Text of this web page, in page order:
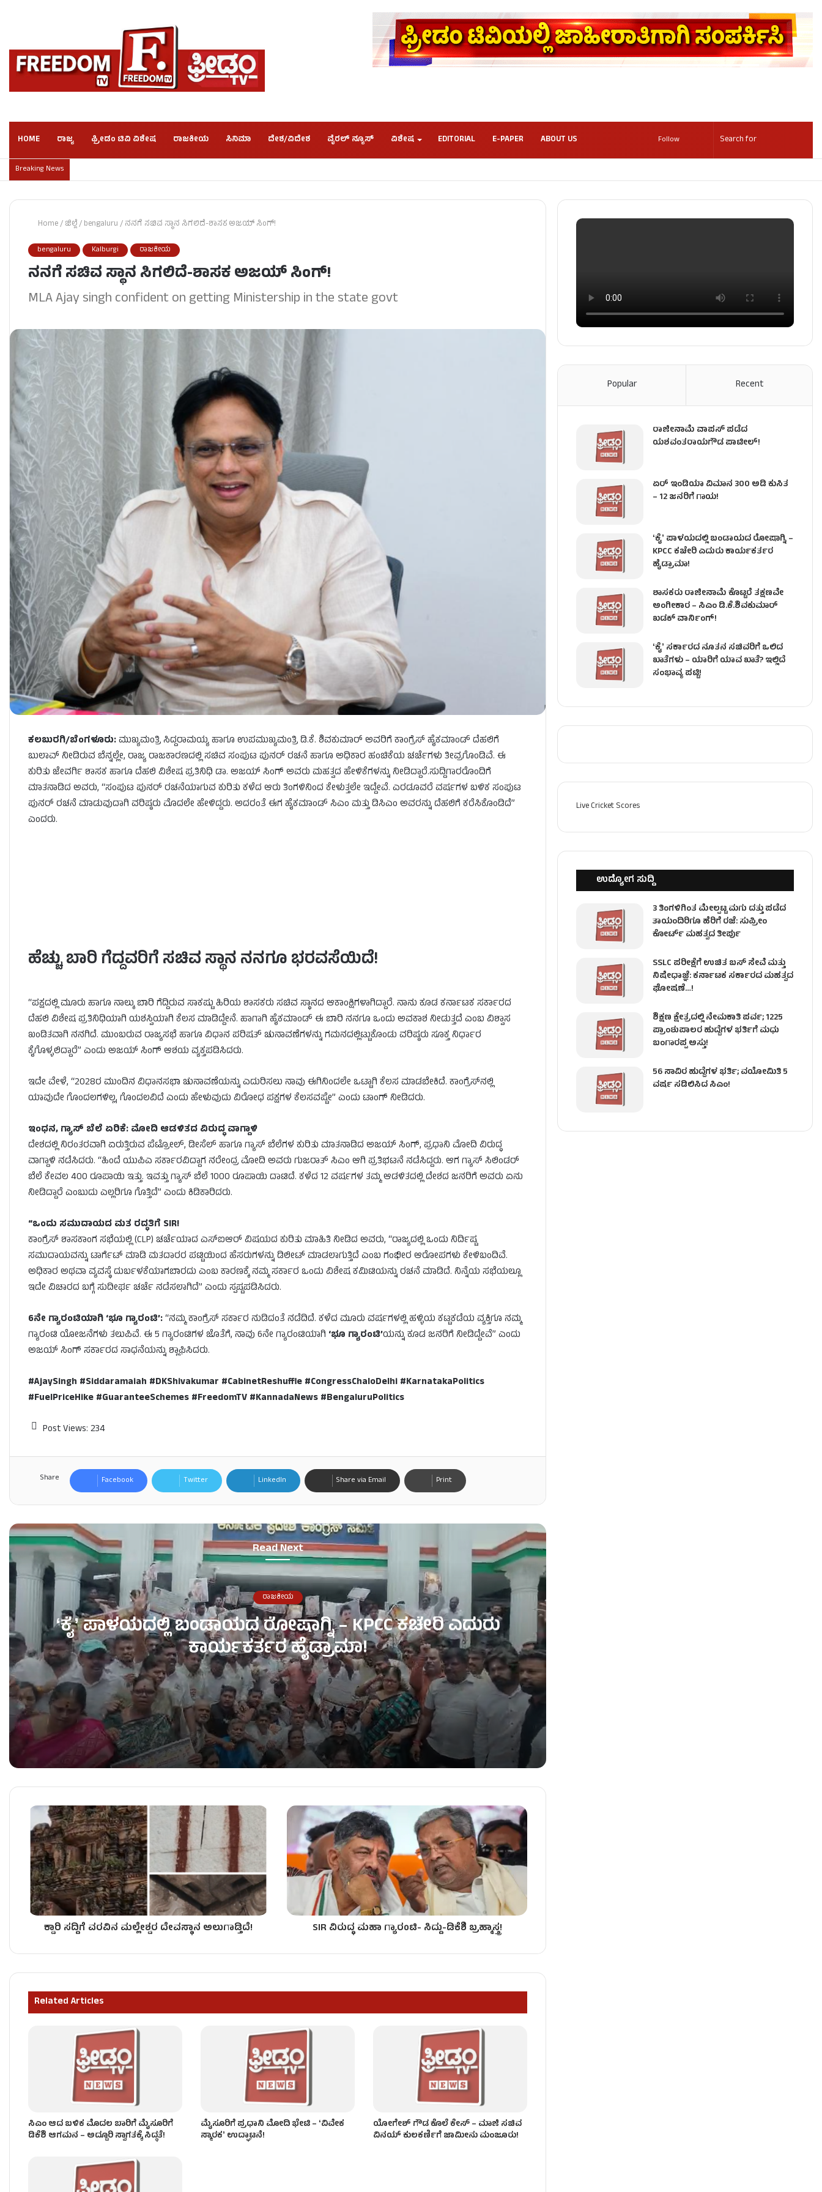
HOME ರಾಜ್ಯ ಫ್ರೀಡಂ ಟಿವಿ ವಿಶೇಷ ರಾಜಕೀಯ ಸಿನಿಮಾ ದೇಶ/ವಿದೇಶ ವೈರಲ್ ನ್ಯೂಸ್ ವಿಶೇಷ EDITORIAL E-PAPER ABOUT US Follow
Breaking News
Home/ಜಿಲ್ಲೆ/bengaluru/ನನಗೆ ಸಚಿವ ಸ್ಥಾನ ಸಿಗಲಿದೆ-ಶಾಸಕ ಅಜಯ್ ಸಿಂಗ್!
bengaluru Kalburgi ರಾಜಕೀಯ
ನನಗೆ ಸಚಿವ ಸ್ಥಾನ ಸಿಗಲಿದೆ-ಶಾಸಕ ಅಜಯ್ ಸಿಂಗ್!
MLA Ajay singh confident on getting Ministership in the state govt
ಕಲಬುರಗಿ/ಬೆಂಗಳೂರು:ಮುಖ್ಯಮಂತ್ರಿ ಸಿದ್ದರಾಮಯ್ಯ ಹಾಗೂ ಉಪಮುಖ್ಯಮಂತ್ರಿ ಡಿ.ಕೆ. ಶಿವಕುಮಾರ್ ಅವರಿಗೆ ಕಾಂಗ್ರೆಸ್ ಹೈಕಮಾಂಡ್ ದೆಹಲಿಗೆ
ಬುಲಾವ್ ನೀಡಿರುವ ಬೆನ್ನಲ್ಲೇ, ರಾಜ್ಯ ರಾಜಕಾರಣದಲ್ಲಿ ಸಚಿವ ಸಂಪುಟ ಪುನರ್ ರಚನೆ ಹಾಗೂ ಅಧಿಕಾರ ಹಂಚಿಕೆಯ ಚರ್ಚೆಗಳು ತೀವ್ರಗೊಂಡಿವೆ. ಈ
ಕುರಿತು ಜೇವರ್ಗಿ ಶಾಸಕ ಹಾಗೂ ದೆಹಲಿ ವಿಶೇಷ ಪ್ರತಿನಿಧಿ ಡಾ. ಅಜಯ್ ಸಿಂಗ್ ಅವರು ಮಹತ್ವದ ಹೇಳಿಕೆಗಳನ್ನು ನೀಡಿದ್ದಾರೆ.ಸುದ್ದಿಗಾರರೊಂದಿಗೆ
ಮಾತನಾಡಿದ ಅವರು, “ಸಂಪುಟ ಪುನರ್ ರಚನೆಯಾಗುವ ಕುರಿತು ಕಳೆದ ಆರು ತಿಂಗಳಿನಿಂದ ಕೇಳುತ್ತಲೇ ಇದ್ದೇವೆ. ಎರಡೂವರೆ ವರ್ಷಗಳ ಬಳಿಕ ಸಂಪುಟ
ಪುನರ್ ರಚನೆ ಮಾಡುವುದಾಗಿ ವರಿಷ್ಠರು ಮೊದಲೇ ಹೇಳಿದ್ದರು. ಅದರಂತೆ ಈಗ ಹೈಕಮಾಂಡ್ ಸಿಎಂ ಮತ್ತು ಡಿಸಿಎಂ ಅವರನ್ನು ದೆಹಲಿಗೆ ಕರೆಸಿಕೊಂಡಿದೆ”
ಎಂದರು.
ಹೆಚ್ಚು ಬಾರಿ ಗೆದ್ದವರಿಗೆ ಸಚಿವ ಸ್ಥಾನ ನನಗೂ ಭರವಸೆಯಿದೆ!
“ಪಕ್ಷದಲ್ಲಿ ಮೂರು ಹಾಗೂ ನಾಲ್ಕು ಬಾರಿ ಗೆದ್ದಿರುವ ಸಾಕಷ್ಟು ಹಿರಿಯ ಶಾಸಕರು ಸಚಿವ ಸ್ಥಾನದ ಆಕಾಂಕ್ಷಿಗಳಾಗಿದ್ದಾರೆ. ನಾನು ಕೂಡ ಕರ್ನಾಟಕ ಸರ್ಕಾರದ
ದೆಹಲಿ ವಿಶೇಷ ಪ್ರತಿನಿಧಿಯಾಗಿ ಯಶಸ್ವಿಯಾಗಿ ಕೆಲಸ ಮಾಡಿದ್ದೇನೆ. ಹಾಗಾಗಿ ಹೈಕಮಾಂಡ್ ಈ ಬಾರಿ ನನಗೂ ಒಂದು ಅವಕಾಶ ನೀಡುತ್ತದೆ ಎಂಬ ವಿಶ್ವಾಸ
ಖಂಡಿತವಾಗಿ ನನಗಿದೆ. ಮುಂಬರುವ ರಾಜ್ಯಸಭೆ ಹಾಗೂ ವಿಧಾನ ಪರಿಷತ್ ಚುನಾವಣೆಗಳನ್ನು ಗಮನದಲ್ಲಿಟ್ಟುಕೊಂಡು ವರಿಷ್ಠರು ಸೂಕ್ತ ನಿರ್ಧಾರ
ಕೈಗೊಳ್ಳಲಿದ್ದಾರೆ” ಎಂದು ಅಜಯ್ ಸಿಂಗ್ ಆಶಯ ವ್ಯಕ್ತಪಡಿಸಿದರು.
ಇದೇ ವೇಳೆ, “2028ರ ಮುಂದಿನ ವಿಧಾನಸಭಾ ಚುನಾವಣೆಯನ್ನು ಎದುರಿಸಲು ನಾವು ಈಗಿನಿಂದಲೇ ಒಟ್ಟಾಗಿ ಕೆಲಸ ಮಾಡಬೇಕಿದೆ. ಕಾಂಗ್ರೆಸ್‌ನಲ್ಲಿ
ಯಾವುದೇ ಗೊಂದಲಗಳಿಲ್ಲ, ಗೊಂದಲವಿದೆ ಎಂದು ಹೇಳುವುದು ವಿರೋಧ ಪಕ್ಷಗಳ ಕೆಲಸವಷ್ಟೇ” ಎಂದು ಟಾಂಗ್ ನೀಡಿದರು.
ಇಂಧನ, ಗ್ಯಾಸ್ ಬೆಲೆ ಏರಿಕೆ: ಮೋದಿ ಆಡಳಿತದ ವಿರುದ್ಧ ವಾಗ್ದಾಳಿ
ದೇಶದಲ್ಲಿ ನಿರಂತರವಾಗಿ ಏರುತ್ತಿರುವ ಪೆಟ್ರೋಲ್, ಡೀಸೆಲ್ ಹಾಗೂ ಗ್ಯಾಸ್ ಬೆಲೆಗಳ ಕುರಿತು ಮಾತನಾಡಿದ ಅಜಯ್ ಸಿಂಗ್, ಪ್ರಧಾನಿ ಮೋದಿ ವಿರುದ್ಧ
ವಾಗ್ದಾಳಿ ನಡೆಸಿದರು. “ಹಿಂದೆ ಯುಪಿಎ ಸರ್ಕಾರವಿದ್ದಾಗ ನರೇಂದ್ರ ಮೋದಿ ಅವರು ಗುಜರಾತ್ ಸಿಎಂ ಆಗಿ ಪ್ರತಿಭಟನೆ ನಡೆಸಿದ್ದರು. ಆಗ ಗ್ಯಾಸ್ ಸಿಲಿಂಡರ್
ಬೆಲೆ ಕೇವಲ 400 ರೂಪಾಯಿ ಇತ್ತು. ಇವತ್ತು ಗ್ಯಾಸ್ ಬೆಲೆ 1000 ರೂಪಾಯಿ ದಾಟಿದೆ. ಕಳೆದ 12 ವರ್ಷಗಳ ತಮ್ಮ ಆಡಳಿತದಲ್ಲಿ ದೇಶದ ಜನರಿಗೆ ಅವರು ಏನು
ನೀಡಿದ್ದಾರೆ ಎಂಬುದು ಎಲ್ಲರಿಗೂ ಗೊತ್ತಿದೆ” ಎಂದು ಕಿಡಿಕಾರಿದರು.
“ಒಂದು ಸಮುದಾಯದ ಮತ ರದ್ಧತಿಗೆ SIR!
ಕಾಂಗ್ರೆಸ್ ಶಾಸಕಾಂಗ ಸಭೆಯಲ್ಲಿ (CLP) ಚರ್ಚೆಯಾದ ಎಸ್‌ಐಆರ್ ವಿಷಯದ ಕುರಿತು ಮಾಹಿತಿ ನೀಡಿದ ಅವರು, “ರಾಜ್ಯದಲ್ಲಿ ಒಂದು ನಿರ್ದಿಷ್ಟ
ಸಮುದಾಯವನ್ನು ಟಾರ್ಗೆಟ್ ಮಾಡಿ ಮತದಾರರ ಪಟ್ಟಿಯಿಂದ ಹೆಸರುಗಳನ್ನು ಡಿಲೀಟ್ ಮಾಡಲಾಗುತ್ತಿದೆ ಎಂಬ ಗಂಭೀರ ಆರೋಪಗಳು ಕೇಳಿಬಂದಿವೆ.
ಅಧಿಕಾರ ಅಥವಾ ವ್ಯವಸ್ಥೆ ದುರ್ಬಳಕೆಯಾಗಬಾರದು ಎಂಬ ಕಾರಣಕ್ಕೆ ನಮ್ಮ ಸರ್ಕಾರ ಒಂದು ವಿಶೇಷ ಕಮಿಟಿಯನ್ನು ರಚನೆ ಮಾಡಿದೆ. ನಿನ್ನೆಯ ಸಭೆಯಲ್ಲೂ
ಇದೇ ವಿಚಾರದ ಬಗ್ಗೆ ಸುದೀರ್ಘ ಚರ್ಚೆ ನಡೆಸಲಾಗಿದೆ” ಎಂದು ಸ್ಪಷ್ಟಪಡಿಸಿದರು.
6ನೇ ಗ್ಯಾರಂಟಿಯಾಗಿ ‘ಭೂ ಗ್ಯಾರಂಟಿ’:“ನಮ್ಮ ಕಾಂಗ್ರೆಸ್ ಸರ್ಕಾರ ನುಡಿದಂತೆ ನಡೆದಿದೆ. ಕಳೆದ ಮೂರು ವರ್ಷಗಳಲ್ಲಿ ಹಳ್ಳಿಯ ಕಟ್ಟಕಡೆಯ ವ್ಯಕ್ತಿಗೂ ನಮ್ಮ
ಗ್ಯಾರಂಟಿ ಯೋಜನೆಗಳು ತಲುಪಿವೆ. ಈ 5 ಗ್ಯಾರಂಟಿಗಳ ಜೊತೆಗೆ, ನಾವು 6ನೇ ಗ್ಯಾರಂಟಿಯಾಗಿ ‘ಭೂ ಗ್ಯಾರಂಟಿ’ಯನ್ನು ಕೂಡ ಜನರಿಗೆ ನೀಡಿದ್ದೇವೆ” ಎಂದು
ಅಜಯ್ ಸಿಂಗ್ ಸರ್ಕಾರದ ಸಾಧನೆಯನ್ನು ಶ್ಲಾಘಿಸಿದರು.
#AjaySingh #Siddaramaiah #DKShivakumar #CabinetReshuffle #CongressChaloDelhi #KarnatakaPolitics
#FuelPriceHike #GuaranteeSchemes #FreedomTV #KannadaNews #BengaluruPolitics
Post Views: 234
Share Facebook Twitter LinkedIn Share via Email Print
Read Next
ರಾಜಕೀಯ
ʻಕೈʼ​ ಪಾಳಯದಲ್ಲಿ ಬಂಡಾಯದ ರೋಷಾಗ್ನಿ – KPCC ಕಚೇರಿ ಎದುರು
ಕಾರ್ಯಕರ್ತರ ಹೈಡ್ರಾಮಾ!
ʻಕೈʼ​ ಪಾಳಯದಲ್ಲಿ ಬಂಡಾಯದ ರೋಷಾಗ್ನಿ – KPCC ಕಚೇರಿ ಎದುರು ಕಾರ್ಯಕರ್ತರ ಹೈಡ್ರಾಮಾ!
ʻಕೈʼ ಸರ್ಕಾರದ ನೂತನ ಸಚಿವರಿಗೆ ಒಲಿದ ಖಾತೆಗಳು – ಯಾರಿಗೆ ಯಾವ ಖಾತೆ? ಇಲ್ಲಿದೆ ಸಂಭಾವ್ಯ ಪಟ್ಟಿ!
ಸಂಪುಟ ವಿಸ್ತರಣೆ ಬೆನ್ನಲ್ಲೇ ʻಕೈʼ ಪಾಳಯದಲ್ಲಿ ಭುಗಿಲೆದ್ದ ಬಂಡಾಯ!
ಸಚಿವ ಸಂಪುಟ ವಿಸ್ತರಣೆ – ಇಂದು ಸಂಜೆ 4 ಗಂಟೆಗೆ ನೂತನ ಸಚಿವರ ಪ್ರಮಾಣವಚನ!
ಡ್ಯಾಂ ತುಂಬುವ ಹಂತದಲ್ಲಿದೆ.. ಡ್ಯಾಂ ತುಂಬಿದ್ರೆ ನೀರು ಹಿಡಿದಿಟ್ಟುಕೊಳ್ಳೋಕೆ ಆಗಲ್ಲ – ಸಿಎಂ ಡಿಕೆಶಿ!
ಕ್ವಾರಿ ಸದ್ದಿಗೆ ವರವಿನ ಮಲ್ಲೇಶ್ವರ ದೇವಸ್ಥಾನ ಅಲುಗಾಡ್ತಿದೆ! SIR ವಿರುದ್ಧ ಮಹಾ ಗ್ಯಾರಂಟಿ- ಸಿದ್ದು-ಡಿಕೆಶಿ ಬ್ರಹ್ಮಾಸ್ತ್ರ!
Related Articles
ಸಿಎಂ ಆದ ಬಳಿಕ ಮೊದಲ ಬಾರಿಗೆ ಮೈಸೂರಿಗೆ
ಡಿಕೆಶಿ ಆಗಮನ – ಅದ್ದೂರಿ ಸ್ವಾಗತಕ್ಕೆ ಸಿದ್ಧತೆ!
ಮೈಸೂರಿಗೆ ಪ್ರಧಾನಿ ಮೋದಿ ಭೇಟಿ – ʻವಿವೇಕ
ಸ್ಮಾರಕʼ ಉದ್ಘಾಟನೆ!
ಯೋಗೇಶ್ ಗೌಡ ಕೊಲೆ ಕೇಸ್ – ಮಾಜಿ ಸಚಿವ
ವಿನಯ್ ಕುಲಕರ್ಣಿಗೆ ಜಾಮೀನು ಮಂಜೂರು!
Popular Recent
ರಾಜೀನಾಮೆ ವಾಪಸ್ ಪಡೆದ
ಯಶವಂತರಾಯಗೌಡ ಪಾಟೀಲ್‌!
ಏರ್ ಇಂಡಿಯಾ ವಿಮಾನ 300 ಅಡಿ ಕುಸಿತ
– 12 ಜನರಿಗೆ ಗಾಯ!
ʻಕೈʼ​ ಪಾಳಯದಲ್ಲಿ ಬಂಡಾಯದ ರೋಷಾಗ್ನಿ –
KPCC ಕಚೇರಿ ಎದುರು ಕಾರ್ಯಕರ್ತರ
ಹೈಡ್ರಾಮಾ!
ಶಾಸಕರು ರಾಜೀನಾಮೆ ಕೊಟ್ಟರೆ ತಕ್ಷಣವೇ
ಅಂಗೀಕಾರ – ಸಿಎಂ ಡಿ.ಕೆ.ಶಿವಕುಮಾರ್
ಖಡಕ್ ವಾರ್ನಿಂಗ್!
ʻಕೈʼ ಸರ್ಕಾರದ ನೂತನ ಸಚಿವರಿಗೆ ಒಲಿದ
ಖಾತೆಗಳು – ಯಾರಿಗೆ ಯಾವ ಖಾತೆ? ಇಲ್ಲಿದೆ
ಸಂಭಾವ್ಯ ಪಟ್ಟಿ!
Live Cricket Scores
ಉದ್ಯೋಗ ಸುದ್ದಿ
3 ತಿಂಗಳಿಗಿಂತ ಮೇಲ್ಪಟ್ಟ ಮಗು ದತ್ತು ಪಡೆದ
ತಾಯಂದಿರಿಗೂ ಹೆರಿಗೆ ರಜೆ: ಸುಪ್ರೀಂ
ಕೋರ್ಟ್ ಮಹತ್ವದ ತೀರ್ಪು
SSLC ಪರೀಕ್ಷೆಗೆ ಉಚಿತ ಬಸ್ ಸೇವೆ ಮತ್ತು
ನಿಷೇಧಾಜ್ಞೆ: ಕರ್ನಾಟಕ ಸರ್ಕಾರದ ಮಹತ್ವದ
ಘೋಷಣೆ…!
ಶಿಕ್ಷಣ ಕ್ಷೇತ್ರದಲ್ಲಿ ನೇಮಕಾತಿ ಪರ್ವ; 1225
ಪ್ರಾಂಶುಪಾಲರ ಹುದ್ದೆಗಳ ಭರ್ತಿಗೆ ಮಧು
ಬಂಗಾರಪ್ಪ ಅಸ್ತು!
56 ಸಾವಿರ ಹುದ್ದೆಗಳ ಭರ್ತಿ; ವಯೋಮಿತಿ 5
ವರ್ಷ ಸಡಿಲಿಸಿದ ಸಿಎಂ!